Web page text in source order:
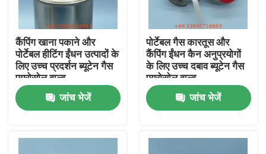
घर
कैंपिंग खाना पकाने और
पोर्टेबल हीटिंग ईंधन उत्पादों के
लिए उच्च प्रदर्शन ब्यूटेन गैस
एयरोसोल वाल्व
जांच भेजें
पोर्टेबल गैस कारतूस और
कैंपिंग ईंधन कैन अनुप्रयोगों
के लिए उच्च दबाव ब्यूटेन गैस
एयरोसोल वाल्व
जांच भेजें